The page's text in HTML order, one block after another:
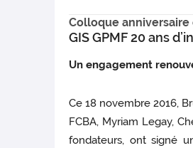
Colloque anniversaire
GIS GPMF 20 ans
Un engagement
Ce 18 novembre 2016,
FCBA, Myriam Legay,
fondateurs, ont signé